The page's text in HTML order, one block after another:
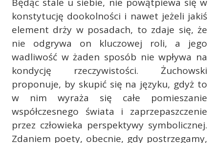
konstytucję dookolności i nawet jeżeli jakiś
element drży w posadach, to zdaje się, że
nie odgrywa on kluczowej roli, a jego
wadliwość w żaden sposób nie wpływa na
kondycję rzeczywistości. Żuchowski
proponuje, by skupić się na języku, gdyż to
w nim wyraża się całe pomieszanie
współczesnego świata i zaprzepaszczenie
przez człowieka perspektywy symbolicznej.
Zdaniem poety, obecnie, gdy postrzegamy,